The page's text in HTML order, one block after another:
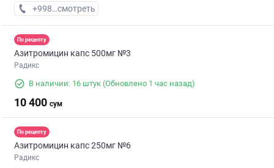
+998 (99) XXX-XX-XX
смотреть
По рецепту
Азитромицин капс 500мг №3
Радикс
В наличии: 16 штук (Обновлено 1 час назад)
10 400 сум
По рецепту
Азитромицин капс 250мг №6
Радикс